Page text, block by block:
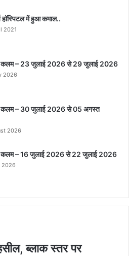
हॉस्पिटल में हुआ कमाल..
2021
कलम – 23 जुलाई 2026 से 29 जुलाई 2026
2026
कलम – 30 जुलाई 2026 से 05 अगस्त
2026
कलम – 16 जुलाई 2026 से 22 जुलाई 2026
2026
ब्‍लाक स्‍तर पर